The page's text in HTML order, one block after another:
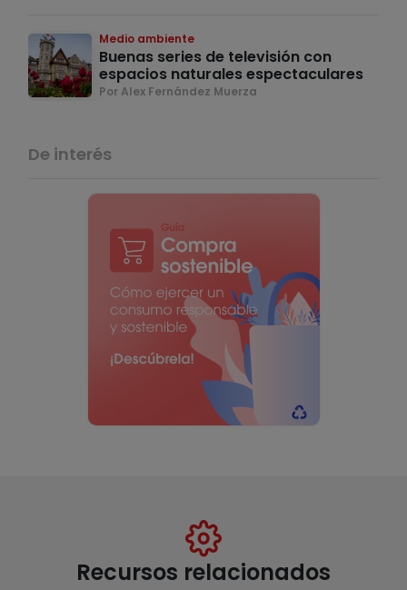
Medio ambiente
Buenas series de televisión con
espacios naturales espectaculares
Por Alex Fernández Muerza
De interés
Recursos relacionados